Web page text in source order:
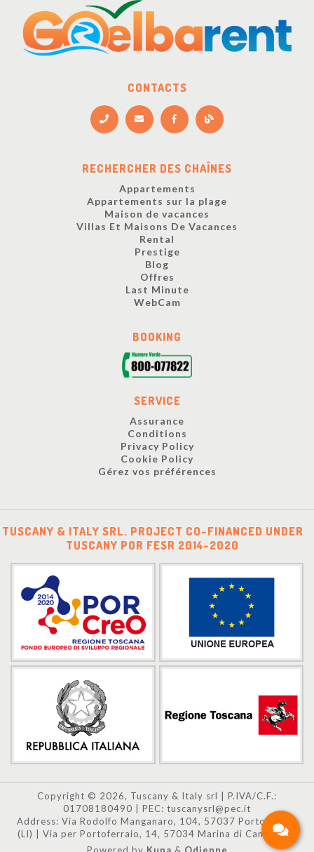
CONTACTS
RECHERCHER DES CHAÎNES
Appartements
Appartements sur la plage
Maison de vacances
Villas Et Maisons De Vacances
Rental
Prestige
Blog
Offres
Last Minute
WebCam
BOOKING
SERVICE
Assurance
Conditions
Privacy Policy
Cookie Policy
Gérez vos préférences
TUSCANY & ITALY SRL. PROJECT CO-FINANCED UNDER
TUSCANY POR FESR 2014-2020
Copyright © 2026, Tuscany & Italy srl | P.IVA/C.F.:
01708180490 | PEC: tuscanysrl@pec.it
Address: Via Rodolfo Manganaro, 104, 57037 Portoferraio
(LI) | Via per Portoferraio, 14, 57034 Marina di Campo (LI)